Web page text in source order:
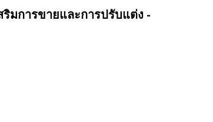
มการขายและการปรับแต่ง -